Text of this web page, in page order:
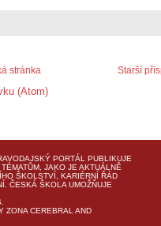
Starší
stránka
(Atom)
PORTÁL PUBLIKUJE
JAKO JE AKTUÁLNĚ
ŠKOLSTVÍ, KARIÉRNÍ ŘÁD
ČESKÁ ŠKOLA UMOŽŇUJE
ZONA CEREBRAL AND